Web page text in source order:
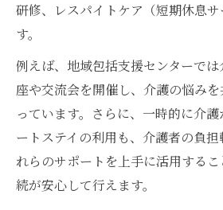
研修、レスパイトケア（短期休息
す。
例えば、地域包括支援センターで
座や交流会を開催し、介護の悩み
っています。さらに、一時的に介
ートステイの利用も、介護者の負
れらのサポートを上手に活用する
続が安心して行えます。